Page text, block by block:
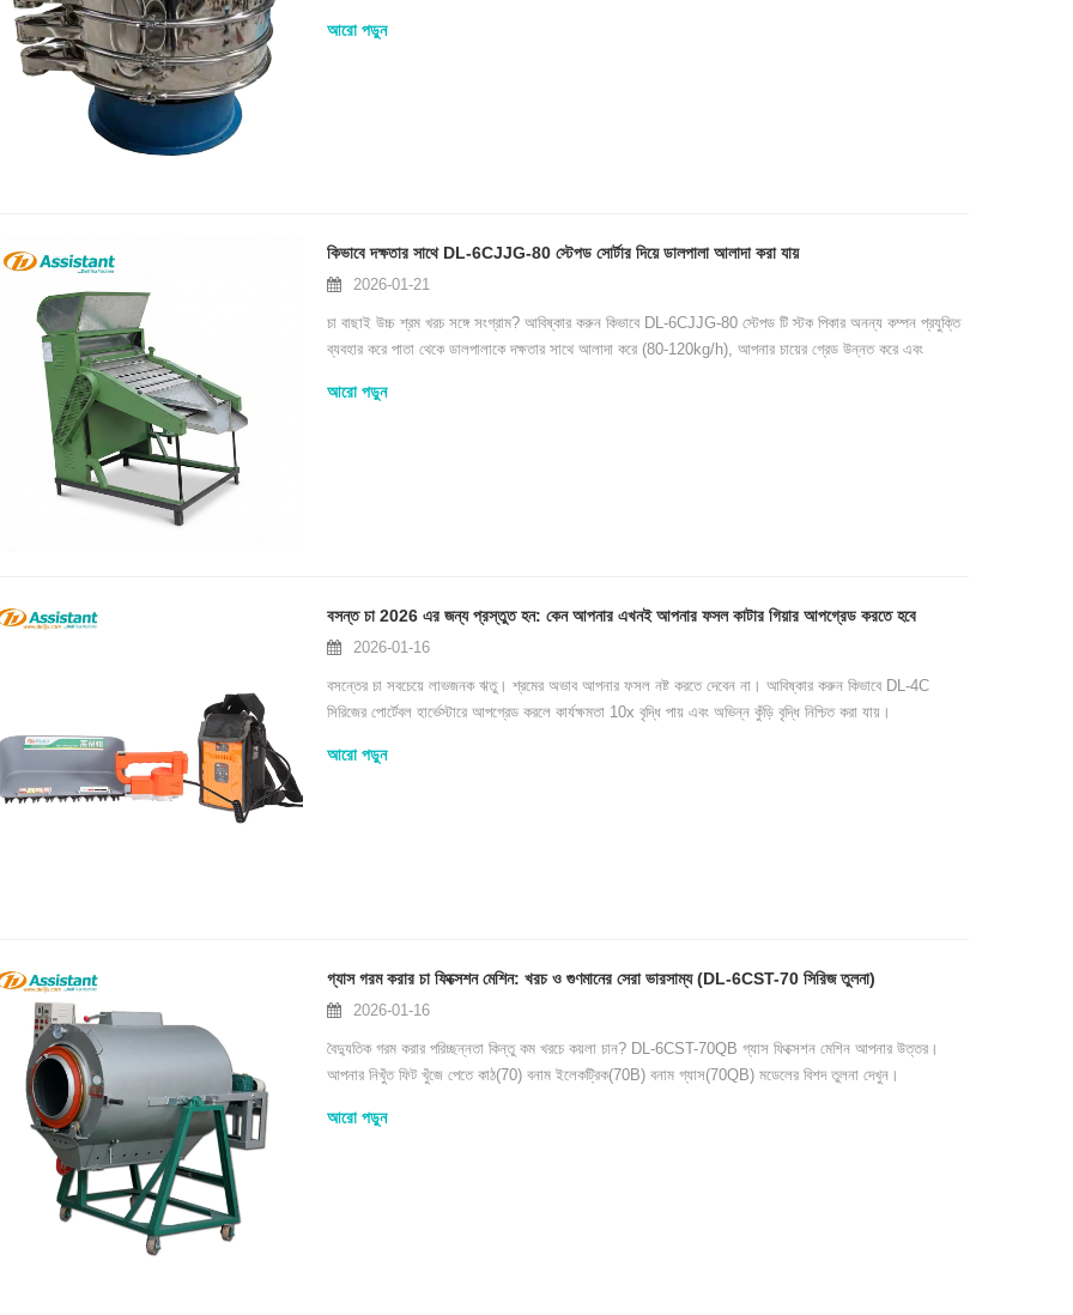
আরো পড়ুন
কিভাবে দক্ষতার সাথে DL-6CJJG-80 স্টেপড সোর্টার দিয়ে ডালপালা আলাদা করা যায়
2026-01-21
চা বাছাই উচ্চ শ্রম খরচ সঙ্গে সংগ্রাম? আবিষ্কার করুন কিভাবে DL-6CJJG-80 স্টেপড টি স্টক পিকার অনন্য কম্পন প্রযুক্তি
ব্যবহার করে পাতা থেকে ডালপালাকে দক্ষতার সাথে আলাদা করে (80-120kg/h), আপনার চায়ের গ্রেড উন্নত করে এবং
আরো পড়ুন
বসন্ত চা 2026 এর জন্য প্রস্তুত হন: কেন আপনার এখনই আপনার ফসল কাটার গিয়ার আপগ্রেড করতে হবে
2026-01-16
বসন্তের চা সবচেয়ে লাভজনক ঋতু। শ্রমের অভাব আপনার ফসল নষ্ট করতে দেবেন না। আবিষ্কার করুন কিভাবে DL-4C
সিরিজের পোর্টেবল হার্ভেস্টারে আপগ্রেড করলে কার্যক্ষমতা 10x বৃদ্ধি পায় এবং অভিন্ন কুঁড়ি বৃদ্ধি নিশ্চিত করা যায়।
আরো পড়ুন
গ্যাস গরম করার চা ফিক্সেশন মেশিন: খরচ ও গুণমানের সেরা ভারসাম্য (DL-6CST-70 সিরিজ তুলনা)
2026-01-16
বৈদ্যুতিক গরম করার পরিচ্ছন্নতা কিন্তু কম খরচে কয়লা চান? DL-6CST-70QB গ্যাস ফিক্সেশন মেশিন আপনার উত্তর।
আপনার নিখুঁত ফিট খুঁজে পেতে কাঠ(70) বনাম ইলেকট্রিক(70B) বনাম গ্যাস(70QB) মডেলের বিশদ তুলনা দেখুন।
আরো পড়ুন